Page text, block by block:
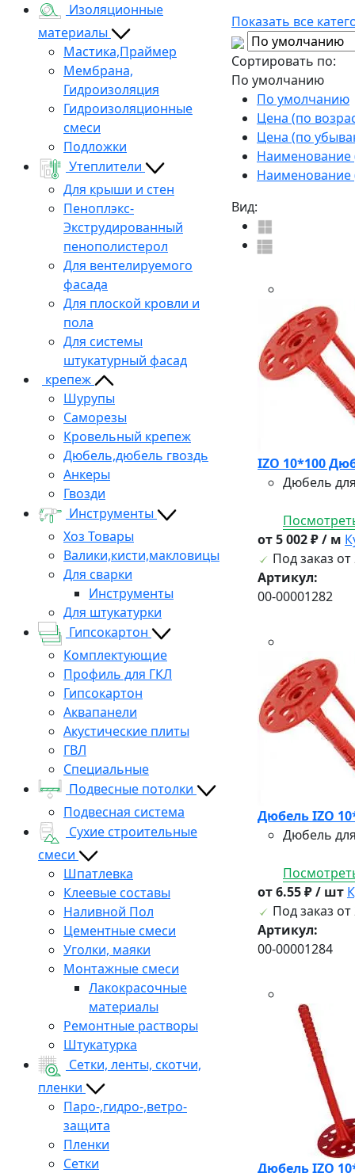
Изоляционные
материалы
Мастика,Праймер
Мембрана,
Гидроизоляция
Гидроизоляционные
смеси
Подложки
Утеплители
Для крыши и стен
Пеноплэкс-
Экструдированный
пенополистерол
Для вентелируемого
фасада
Для плоской кровли и
пола
Для системы
штукатурный фасад
крепеж
Шурупы
Саморезы
Кровельный крепеж
Дюбель,дюбель гвоздь
Анкеры
Гвозди
Инструменты
Хоз Товары
Валики,кисти,макловицы
Для сварки
Инструменты
Для штукатурки
Гипсокартон
Комплектующие
Профиль для ГКЛ
Гипсокартон
Аквапанели
Акустические плиты
ГВЛ
Специальные
Подвесные потолки
Подвесная система
Сухие строительные
смеси
Шпатлевка
Клеевые составы
Наливной Пол
Цементные смеси
Уголки, маяки
Монтажные смеси
Лакокрасочные
материалы
Ремонтные растворы
Штукатурка
Сетки, ленты, скотчи,
пленки
Паро-,гидро-,ветро-
защита
Пленки
Сетки
Показать все
Сортировать по:
По умолчанию
По умолчанию
Цена (по
Цена (по
Наименование
Наименование
Вид:
IZO 10*100
Дюбель
от 5 002 ₽ / м
Под заказ от
Артикул:
00-00001282
Дюбель IZO
Дюбель
от 6.55 ₽ / шт
Под заказ от
Артикул:
00-00001284
Дюбель IZO